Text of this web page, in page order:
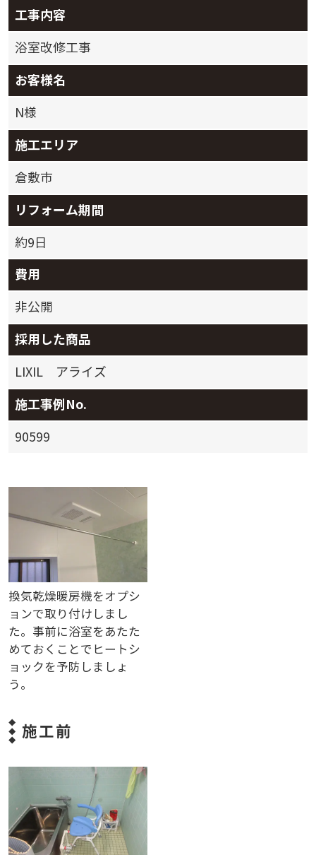
工事内容
浴室改修工事
お客様名
N様
施工エリア
倉敷市
リフォーム期間
約9日
費用
非公開
採用した商品
LIXIL アライズ
施工事例No.
90599
換気乾燥暖房機をオプシ
ョンで取り付けしまし
た。事前に浴室をあたた
めておくことでヒートシ
ョックを予防しましょ
う。
施工前